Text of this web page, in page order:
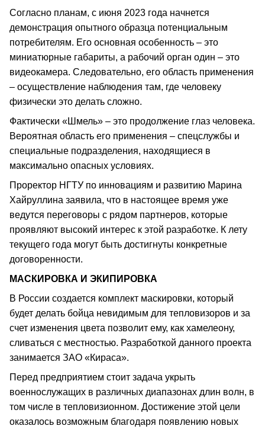
Согласно планам, с июня 2023 года начнется
демонстрация опытного образца потенциальным
потребителям. Его основная особенность – это
миниатюрные габариты, а рабочий орган один – это
видеокамера. Следовательно, его область применения
– осуществление наблюдения там, где человеку
физически это делать сложно.
Фактически «Шмель» – это продолжение глаз человека.
Вероятная область его применения – спецслужбы и
специальные подразделения, находящиеся в
максимально опасных условиях.
Проректор НГТУ по инновациям и развитию Марина
Хайруллина заявила, что в настоящее время уже
ведутся переговоры с рядом партнеров, которые
проявляют высокий интерес к этой разработке. К лету
текущего года могут быть достигнуты конкретные
договоренности.
МАСКИРОВКА И ЭКИПИРОВКА
В России создается комплект маскировки, который
будет делать бойца невидимым для тепловизоров и за
счет изменения цвета позволит ему, как хамелеону,
сливаться с местностью. Разработкой данного проекта
занимается ЗАО «Кираса».
Перед предприятием стоит задача укрыть
военнослужащих в различных диапазонах длин волн, в
том числе в тепловизионном. Достижение этой цели
оказалось возможным благодаря появлению новых